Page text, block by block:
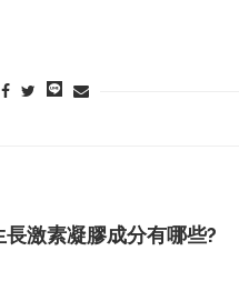
長激素凝膠成分有哪些?